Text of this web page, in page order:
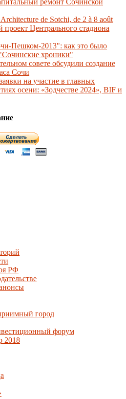
de Sotchi, de 2 à 8 août
проект Центрального стадиона
Пешком-2013": как это было
хроники"
совете обсудили создание
Сочи
на участие в главных
осени: «Зодчестве 2024», BIF и
РФ
город
форум
2018